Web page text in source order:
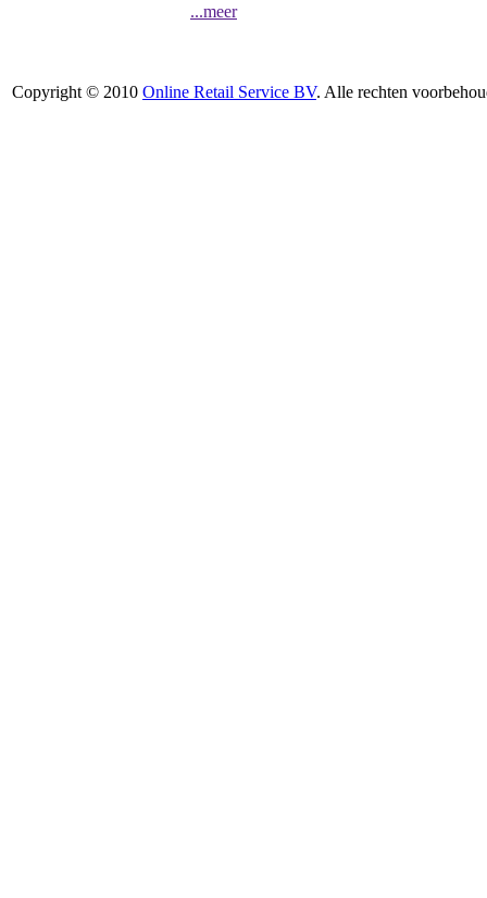
...meer
Copyright © 2010 Online Retail Service BV. Alle rechten